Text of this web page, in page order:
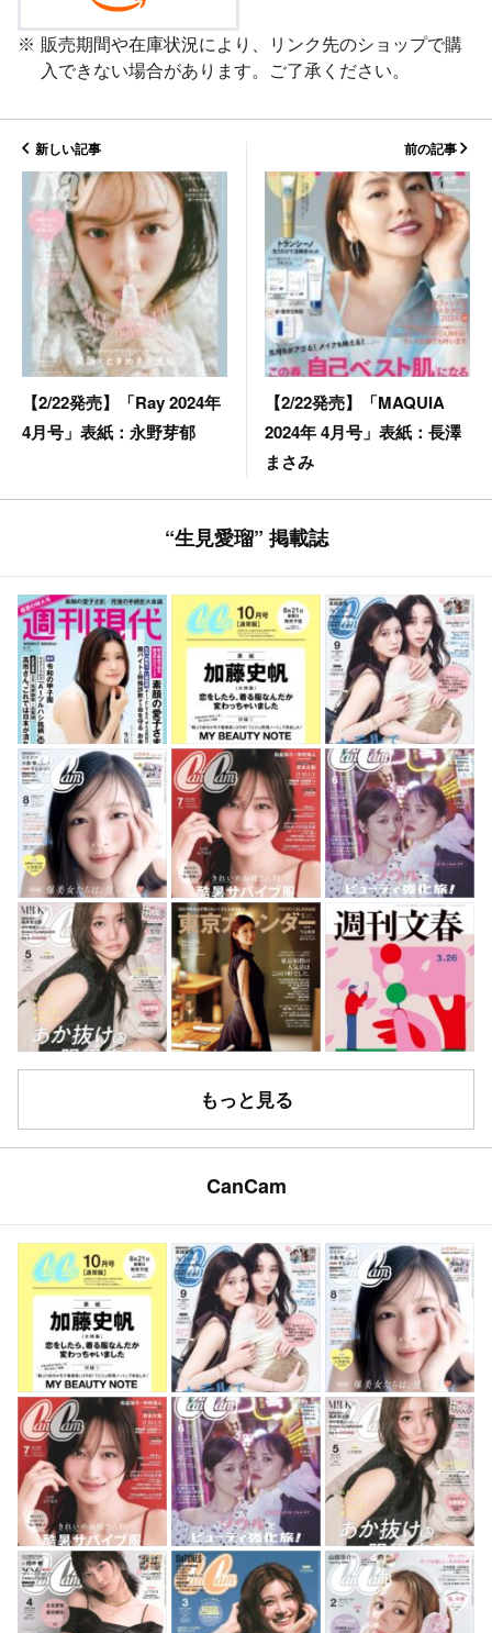
販売期間や在庫状況により、リンク先のショップで購
入できない場合があります。ご了承ください。
新しい記事
【2/22発売】「Ray 2024年
4月号」表紙：永野芽郁
前の記事
【2/22発売】「MAQUIA
2024年 4月号」表紙：長澤
まさみ
“生見愛瑠” 掲載誌
もっと見る
CanCam